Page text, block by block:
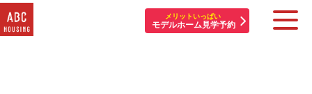
メリットいっぱい
モデルホーム見学予約